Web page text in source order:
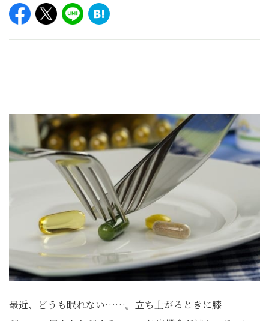
最近、どうも眠れない……。立ち上がるときに膝